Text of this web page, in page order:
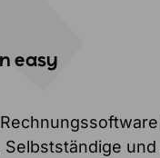
easy
Selbstständige und